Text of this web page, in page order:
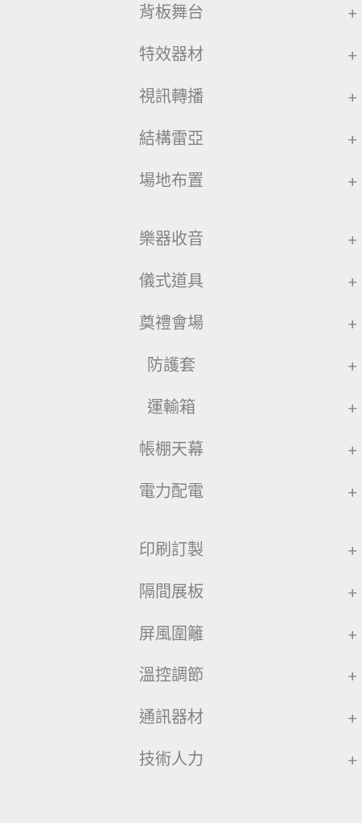
背板舞台 +
特效器材 +
視訊轉播 +
結構雷亞 +
場地布置 +
樂器收音 +
儀式道具 +
奠禮會場 +
防護套 +
運輸箱 +
帳棚天幕 +
電力配電 +
印刷訂製 +
隔間展板 +
屏風圍籬 +
溫控調節 +
通訊器材 +
技術人力 +